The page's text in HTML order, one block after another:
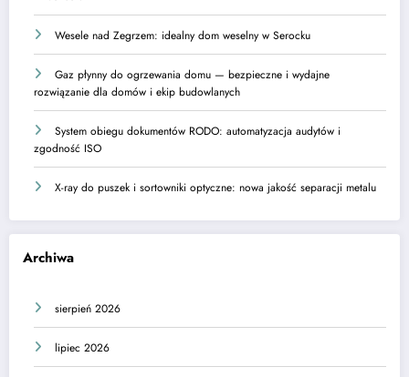
Wesele nad Zegrzem: idealny dom weselny w Serocku
Gaz płynny do ogrzewania domu — bezpieczne i wydajne
rozwiązanie dla domów i ekip budowlanych
System obiegu dokumentów RODO: automatyzacja audytów i
zgodność ISO
X-ray do puszek i sortowniki optyczne: nowa jakość separacji metalu
Archiwa
sierpień 2026
lipiec 2026